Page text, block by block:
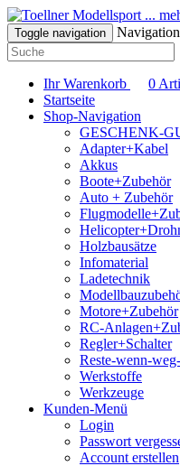
...
Toggle navigation Navigation
Ihr Warenkorb 0
Startseite
Shop-Navigation
GESCHENK-
Adapter+Kabel
Akkus
Boote+Zubehör
Auto + Zubehör
Holzbausätze
Infomaterial
Ladetechnik
Motore+Zubehör
RC-
Regler+Schalter
Reste-wenn-
Werkstoffe
Werkzeuge
Kunden-Menü
Login
Passwort
Account erstellen